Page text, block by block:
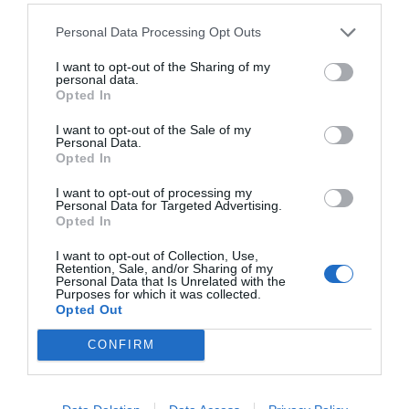
Personal Data Processing Opt Outs
I want to opt-out of the Sharing of my
personal data.
Opted In
I want to opt-out of the Sale of my
Personal Data.
Opted In
I want to opt-out of processing my
Personal Data for Targeted Advertising.
Opted In
I want to opt-out of Collection, Use,
Retention, Sale, and/or Sharing of my
Personal Data that Is Unrelated with the
Purposes for which it was collected.
Opted Out
CONFIRM